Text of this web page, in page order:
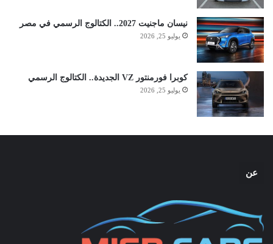
نيسان ماجنيت 2027.. الكتالوج الرسمي في مصر
يوليو 25, 2026
كوبرا فورمنتور VZ الجديدة.. الكتالوج الرسمي
يوليو 25, 2026
عن